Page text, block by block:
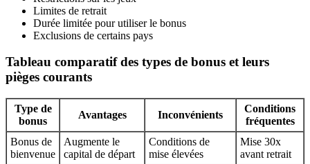
Limites de retrait
Durée limitée pour utiliser le bonus
Exclusions de certains pays
Tableau comparatif des types de bonus et leurs
pièges courants
Type de
bonus
Avantages Inconvénients
Conditions
fréquentes
Bonus de
bienvenue
Augmente le
capital de départ
Conditions de
mise élevées
Mise 30x
avant retrait